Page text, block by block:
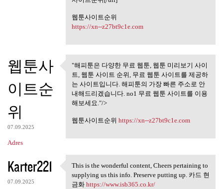
웹툰사이트순위
https://xn--z27bt9c1e.com
웹툰사
이트순
위
07.09.2025
Adres
"해피툰은 다양한 무료 웹툰, 웹툰
미리보기 사이트,
"해피툰은 다양한 무료 웹툰, 웹툰 미리보기 사이
트, 웹툰 사이트 순위, 무료 웹툰 사이트를 제공하
는 사이트입니다. 해피툰의 가장 빠른 주소로 안
내해드리겠습니다. no1 무료 웹툰 사이트를 이용
해보세요."/>
웹툰사이트순위 https://xn--z27bt9c1e.com
Karter221
07.09.2025
This is the wonderful content
This is the wonderful content, Cheers pertaining to
supplying us this info. Preserve putting up. 카드 현
금화 https://www.isb365.co.kr/